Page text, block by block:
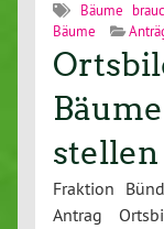
Bäume
Bäume
stellen
Fraktion
Antrag